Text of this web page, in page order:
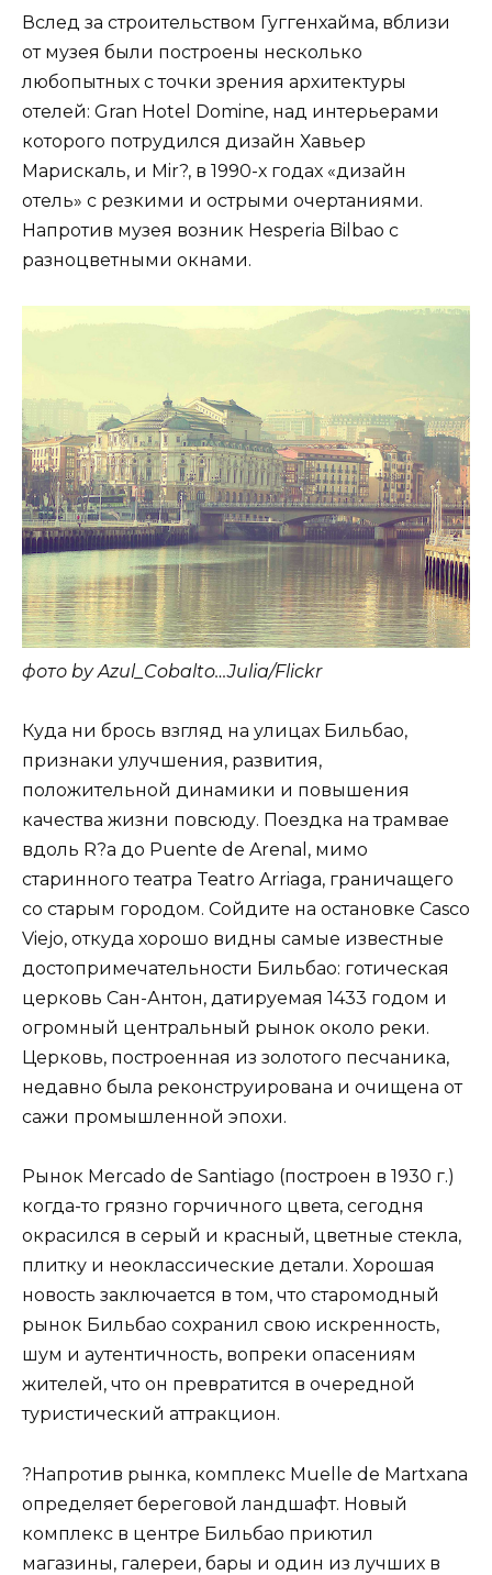
Вслед за строительством Гуггенхайма, вблизи
от музея были построены несколько
любопытных с точки зрения архитектуры
отелей: Gran Hotel Domine, над интерьерами
которого потрудился дизайн Хавьер
Марискаль, и Mir?, в 1990-х годах «дизайн
отель» с резкими и острыми очертаниями.
Напротив музея возник Hesperia Bilbao с
разноцветными окнами.
фото by Azul_Cobalto…Julia/Flickr
Куда ни брось взгляд на улицах Бильбао,
признаки улучшения, развития,
положительной динамики и повышения
качества жизни повсюду. Поездка на трамвае
вдоль R?a до Puente de Arenal, мимо
старинного театра Teatro Arriaga, граничащего
со старым городом. Сойдите на остановке Casco
Viejo, откуда хорошо видны самые известные
достопримечательности Бильбао: готическая
церковь Сан-Антон, датируемая 1433 годом и
огромный центральный рынок около реки.
Церковь, построенная из золотого песчаника,
недавно была реконструирована и очищена от
сажи промышленной эпохи.
Рынок Mercado de Santiago (построен в 1930 г.)
когда-то грязно горчичного цвета, сегодня
окрасился в серый и красный, цветные стекла,
плитку и неоклассические детали. Хорошая
новость заключается в том, что старомодный
рынок Бильбао сохранил свою искренность,
шум и аутентичность, вопреки опасениям
жителей, что он превратится в очередной
туристический аттракцион.
?Напротив рынка, комплекс Muelle de Martxana
определяет береговой ландшафт. Новый
комплекс в центре Бильбао приютил
магазины, галереи, бары и один из лучших в